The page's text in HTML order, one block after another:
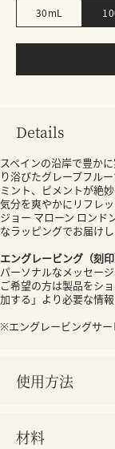
30mL
Details
スペインの沿岸で豊か
り浴びたグレープフル
ミント、ピメントが絶
気分を爽やかにリフレ
ジョー マローン ロンド
なラッピングでお届けし
エングレービング（刻
パーソナルなメッセー
ご希望の方は製品をシ
加する」より必要な情
※エングレービングサー
使用方法
材料